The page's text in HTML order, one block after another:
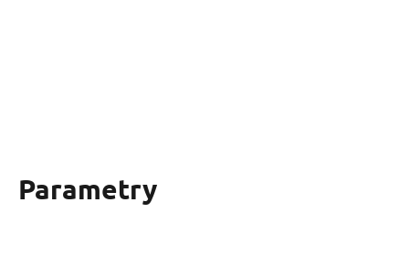
Parametry